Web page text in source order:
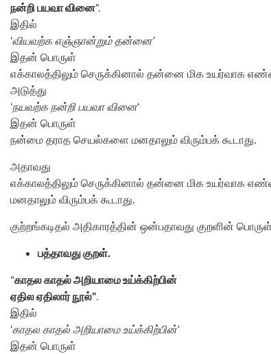
நன்றி பயவா வினை“.
இதில்
‘வியவற்க எஞ்ஞான்றும் தன்னை’
இதன் பொருள்
எக்காலத்திலும் செருக்கினால் தன்னை மிக உயர்வாக
அடுத்து
‘நயவற்க நன்றி பயவா வினை‘
இதன் பொருள்
நன்மை தராத செயல்களை மனதாலும் விரும்பக் கூடாது.
அதாவது
எக்காலத்திலும் செருக்கினால் தன்னை மிக உயர்வாக
மனதாலும் விரும்பக் கூடாது.
குற்றங்கடிதல் அதிகாரத்தின் ஒன்பதாவது குறளின்
பத்தாவது குறள்.
“காதல காதல் அறியாமை உய்க்கிற்பின்
ஏதில ஏதிலார் நூல்”.
இதில்
‘காதல காதல் அறியாமை உய்க்கிற்பின்’
இதன் பொருள்